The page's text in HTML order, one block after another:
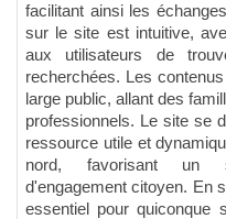
facilitant ainsi les
sur le site est intuitive,
aux utilisateurs de
recherchées. Les
large public, allant des
professionnels. Le site se
ressource utile et
nord, favorisant un
d'engagement citoyen. En
essentiel pour quiconque